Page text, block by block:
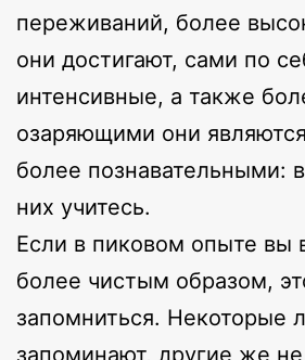
переживаний, более
они достигают, сами по
интенсивные, а также
озаряющими они
более познавательными:
них учитесь.
Если в пиковом опыте вы
более чистым образом,
запомниться. Некоторые
запоминают, другие же